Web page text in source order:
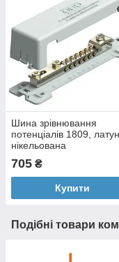
Шина зрівнювання
потенціалів 1809,
нікельована
705 ₴
Купити
Подібні товари